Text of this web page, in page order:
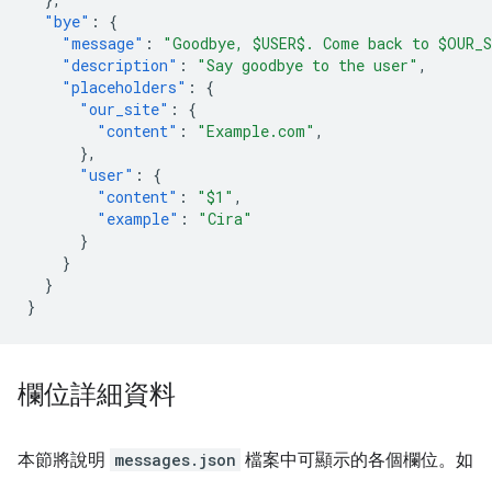
"bye" :
{
"message" :
"Goodbye, $USER$. Come back to
"description" : "Say goodbye to the user" ,
"placeholders" :
{
"our_site" :
{
"content" : "Example.com" ,
},
"user" :
{
"content" : "$1" ,
"example" :
"Cira"
}
}
}
}
欄位詳細資料
本節將說明 messages.json 檔案中可顯示的各個欄位。如